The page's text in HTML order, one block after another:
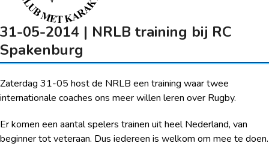
31-05-2014 | NRLB training bij RC
Spakenburg
Zaterdag 31-05 host de NRLB een training waar twee
internationale coaches ons meer willen leren over Rugby.
Er komen een aantal spelers trainen uit heel Nederland, van
beginner tot veteraan. Dus iedereen is welkom om mee te doen.